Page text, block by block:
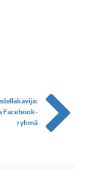
Facebook-
ryhmä